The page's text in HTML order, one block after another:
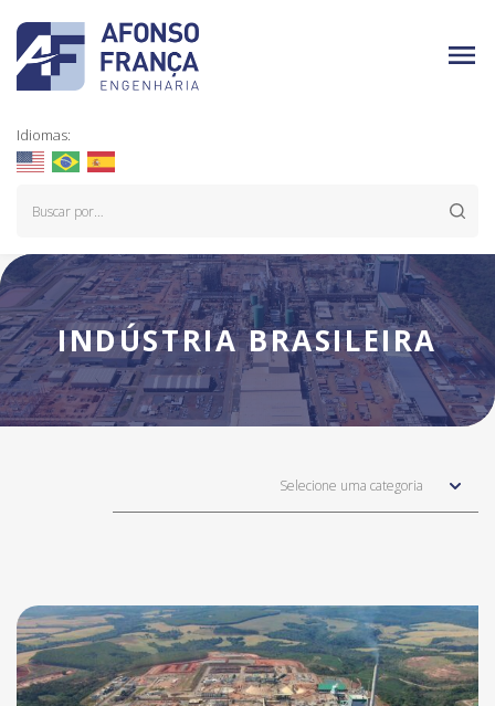
Idiomas:
INDÚSTRIA BRASILEIRA
Selecione uma categoria